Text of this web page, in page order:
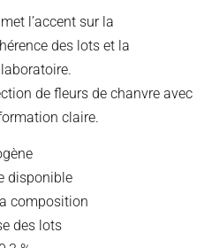
l’accent sur la
des lots et la
de fleurs de chanvre avec
claire.
disponible
composition
des lots